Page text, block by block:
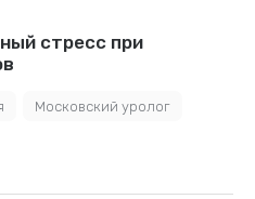
стресс при
Московский уролог